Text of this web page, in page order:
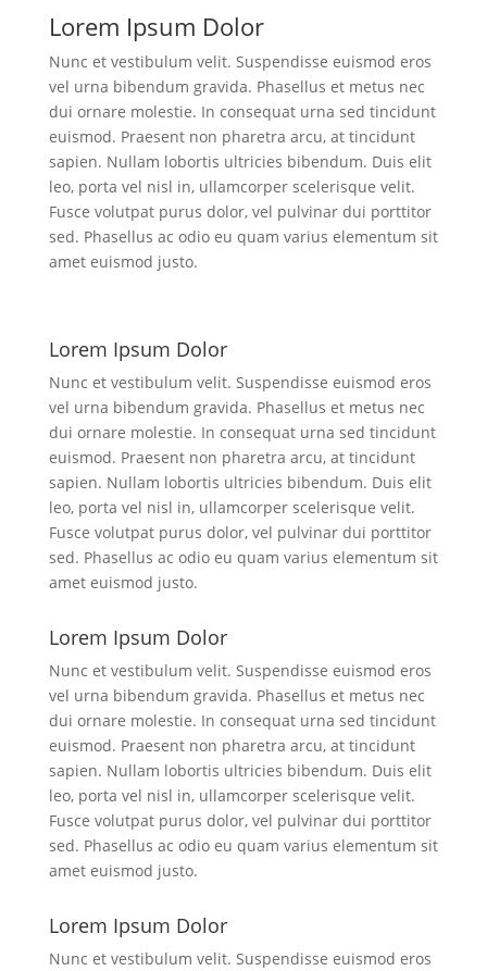
Lorem Ipsum Dolor
Nunc et vestibulum velit. Suspendisse euismod eros
vel urna bibendum gravida. Phasellus et metus nec
dui ornare molestie. In consequat urna sed tincidunt
euismod. Praesent non pharetra arcu, at tincidunt
sapien. Nullam lobortis ultricies bibendum. Duis elit
leo, porta vel nisl in, ullamcorper scelerisque velit.
Fusce volutpat purus dolor, vel pulvinar dui porttitor
sed. Phasellus ac odio eu quam varius elementum sit
amet euismod justo.
Lorem Ipsum Dolor
Nunc et vestibulum velit. Suspendisse euismod eros
vel urna bibendum gravida. Phasellus et metus nec
dui ornare molestie. In consequat urna sed tincidunt
euismod. Praesent non pharetra arcu, at tincidunt
sapien. Nullam lobortis ultricies bibendum. Duis elit
leo, porta vel nisl in, ullamcorper scelerisque velit.
Fusce volutpat purus dolor, vel pulvinar dui porttitor
sed. Phasellus ac odio eu quam varius elementum sit
amet euismod justo.
Lorem Ipsum Dolor
Nunc et vestibulum velit. Suspendisse euismod eros
vel urna bibendum gravida. Phasellus et metus nec
dui ornare molestie. In consequat urna sed tincidunt
euismod. Praesent non pharetra arcu, at tincidunt
sapien. Nullam lobortis ultricies bibendum. Duis elit
leo, porta vel nisl in, ullamcorper scelerisque velit.
Fusce volutpat purus dolor, vel pulvinar dui porttitor
sed. Phasellus ac odio eu quam varius elementum sit
amet euismod justo.
Lorem Ipsum Dolor
Nunc et vestibulum velit. Suspendisse euismod eros